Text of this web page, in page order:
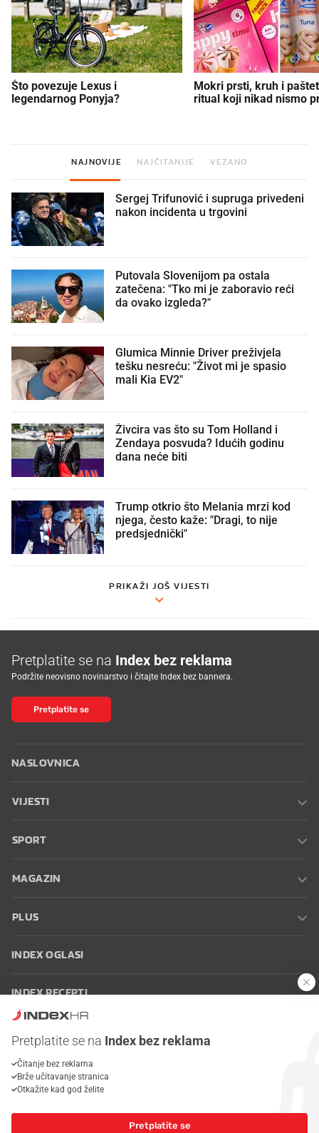
Što povezuje Lexus i
legendarnog Ponyja?
Mokri prsti, kruh i
ritual koji nikad nismo
NAJNOVIJE NAJČITANIJE VEZANO
Sergej Trifunović i supruga privedeni
nakon incidenta u trgovini
Putovala Slovenijom pa ostala
zatečena: "Tko mi je zaboravio reći
da ovako izgleda?"
Glumica Minnie Driver preživjela
tešku nesreću: "Život mi je spasio
mali Kia EV2"
Živcira vas što su Tom Holland i
Zendaya posvuda? Idućih godinu
dana neće biti
Trump otkrio što Melania mrzi kod
njega, često kaže: "Dragi, to nije
predsjednički"
PRIKAŽI JOŠ VIJESTI
Pretplatite se na Index bez reklama
Podržite neovisno novinarstvo i čitajte Index bez bannera.
Pretplatite se
NASLOVNICA
VIJESTI
SPORT
MAGAZIN
PLUS
INDEX OGLASI
INDEX RECEPTI
Oglašavanje Zaposli se na Indexu
korištenja
Postavke kolačića
Pretplatite se na Index bez reklama
Čitanje bez reklama
Brže učitavanje stranica
Otkažite kad god želite
Pretplatite se